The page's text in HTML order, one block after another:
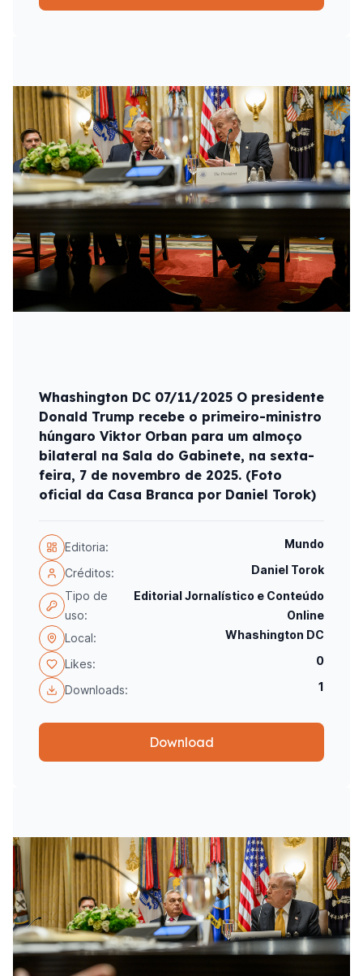
Whashington DC 07/11/2025 O presidente
Donald Trump recebe o primeiro-ministro
húngaro Viktor Orban para um almoço
bilateral na Sala do Gabinete, na sexta-
feira, 7 de novembro de 2025. (Foto
oficial da Casa Branca por Daniel Torok)
Editoria: Mundo
Créditos:
Daniel Torok
Tipo de
uso:
Editorial Jornalístico e Conteúdo
Online
Local:
Whashington DC
Likes: 0
Downloads: 1
Download